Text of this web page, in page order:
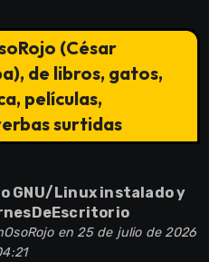
(César
de libros, gatos,
películas,
surtidas
GNU/Linux instalado y
en 25 de julio de 2026